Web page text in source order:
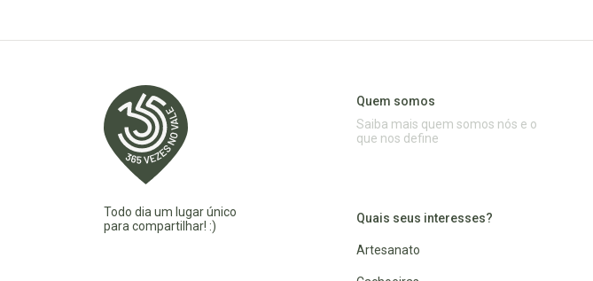
Todo dia um lugar único
para compartilhar! :)
Quem somos
Saiba mais quem somos nós e o
que nos define
Quais seus interesses?
Artesanato